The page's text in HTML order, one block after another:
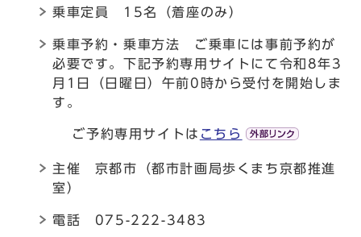
乗車定員 15名（着座のみ）
乗車予約・乗車方法 ご乗車には事前予約が
必要です。下記予約専用サイトにて令和8年3
月1日（日曜日）午前0時から受付を開始しま
す。
ご予約専用サイトは こちら
主催 京都市（都市計画局歩くまち京都推進
室）
電話 075-222-3483